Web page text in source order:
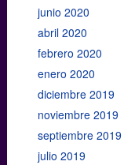
junio 2020
abril 2020
febrero 2020
enero 2020
diciembre 2019
noviembre 2019
septiembre 2019
julio 2019